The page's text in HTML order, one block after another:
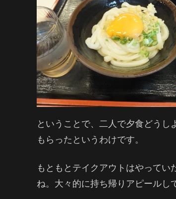
ということで、二人で夕食どう
もらったというわけです。
もともとテイクアウトはやってい
ね。大々的に持ち帰りアピールし